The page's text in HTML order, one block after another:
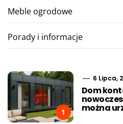
Meble ogrodowe
Porady i informacje
1
6 Lipca,
Dom
można